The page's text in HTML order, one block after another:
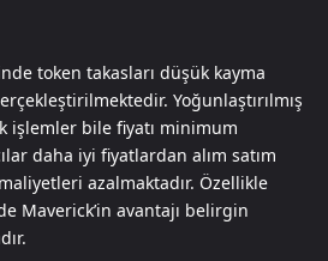
token takasları düşük kayma
Yoğunlaştırılmış
işlemler bile fiyatı minimum
daha iyi fiyatlardan alım satım
azalmaktadır. Özellikle
Maverick’in avantajı belirgin